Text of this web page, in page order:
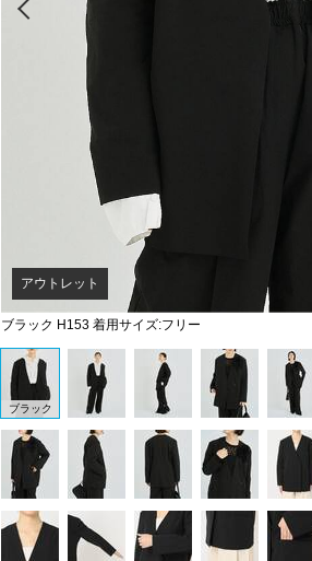
ブラック H153 着用サイズ:フリー
アウトレット
ブラック